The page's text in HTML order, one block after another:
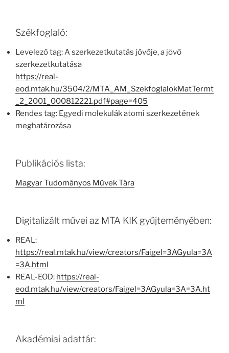
Székfoglaló:
Levelező tag: A szerkezetkutatás jövője, a jövő
szerkezetkutatása
https://real-
eod.mtak.hu/3504/2/MTA_AM_SzekfoglalokMatTermt
_2_2001_000812221.pdf#page=405
Rendes tag: Egyedi molekulák atomi szerkezetének
meghatározása
Publikációs lista:
Magyar Tudományos Művek Tára
Digitalizált művei az MTA KIK gyűjteményében:
REAL:
https://real.mtak.hu/view/creators/Faigel=3AGyula=3A
=3A.html
REAL-EOD: https://real-
eod.mtak.hu/view/creators/Faigel=3AGyula=3A=3A.ht
ml
Akadémiai adattár: